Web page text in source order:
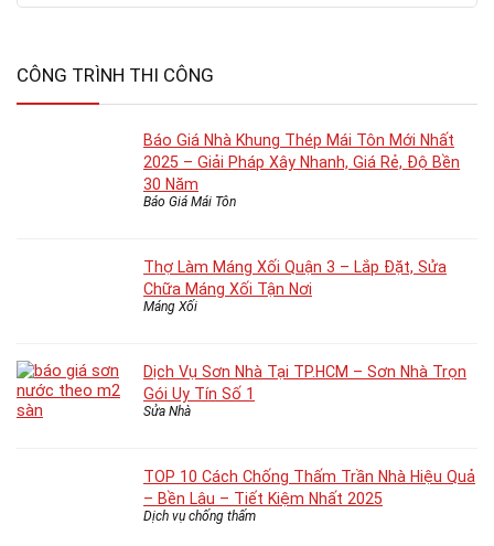
CÔNG TRÌNH THI CÔNG
Báo Giá Nhà Khung Thép Mái Tôn Mới Nhất
2025 – Giải Pháp Xây Nhanh, Giá Rẻ, Độ Bền
30 Năm
Báo Giá Mái Tôn
Thợ Làm Máng Xối Quận 3 – Lắp Đặt, Sửa
Chữa Máng Xối Tận Nơi
Máng Xối
Dịch Vụ Sơn Nhà Tại TP.HCM – Sơn Nhà Trọn
Gói Uy Tín Số 1
Sửa Nhà
TOP 10 Cách Chống Thấm Trần Nhà Hiệu Quả
– Bền Lâu – Tiết Kiệm Nhất 2025
Dịch vụ chống thấm